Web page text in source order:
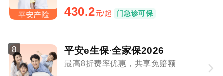
430.2元/起 门急诊可保
8 平安e生保·全家保2026
最高8折费率优惠，共享免赔额